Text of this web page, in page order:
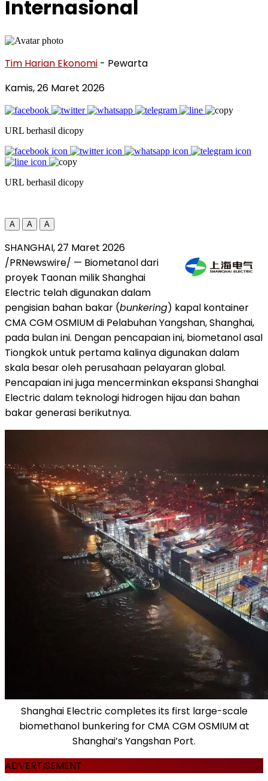
Internasional
Tim Harian Ekonomi - Pewarta
Kamis, 26 Maret 2026
URL berhasil dicopy
URL berhasil dicopy
A A A
SHANGHAI,27 Maret 2026
/PRNewswire/ — Biometanol dari
proyek Taonan milik Shanghai
Electric telah digunakan dalam
pengisian bahan bakar (bunkering) kapal kontainer
CMA CGM OSMIUM di Pelabuhan Yangshan, Shanghai,
pada bulan ini. Dengan pencapaian ini, biometanol asal
Tiongkok untuk pertama kalinya digunakan dalam
skala besar oleh perusahaan pelayaran global.
Pencapaian ini juga mencerminkan ekspansi Shanghai
Electric dalam teknologi hidrogen hijau dan bahan
bakar generasi berikutnya.
Shanghai Electric completes its first large-scale
biomethanol bunkering for CMA CGM OSMIUM at
Shanghai’s Yangshan Port.
ADVERTISEMENT